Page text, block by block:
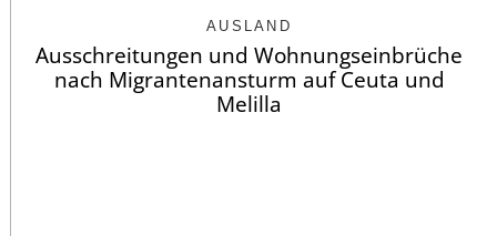
AUSLAND
Ausschreitungen und Wohnungseinbrüche
nach Migrantenansturm auf Ceuta und
Melilla